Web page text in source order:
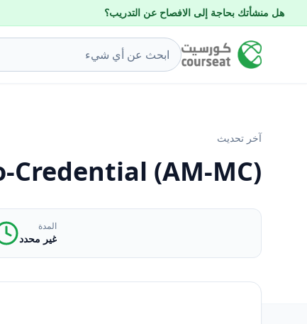
هل منشأتك بحاجة إلى الافصاح عن التدريب؟
آخر تحديث
(AM-MC)
المدة
غير محدد